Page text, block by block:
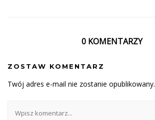
0 KOMENTARZY
ZOSTAW KOMENTARZ
Twój adres e-mail nie zostanie opublikowany.